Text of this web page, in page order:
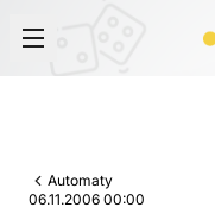
Automaty
06.11.2006 00:00